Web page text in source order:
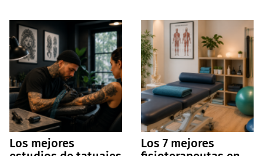
Los mejores
Los 7 mejores